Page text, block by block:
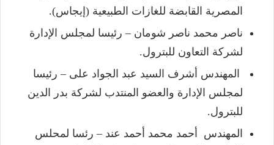
المصرية القابضة للغازات الطبيعية (إيجاس).
ناصر محمد ناصر شومان – رئيسا لمجلس الإدارة
لشركة التعاون للبترول.
المهندس أشرف السيد عبد الجواد على – رئيسا
لمجلس الإدارة والعضو المنتدب لشركة بدر الدين
للبترول.
المهندس أحمد محمد أحمد عند – رئسا لمحلس